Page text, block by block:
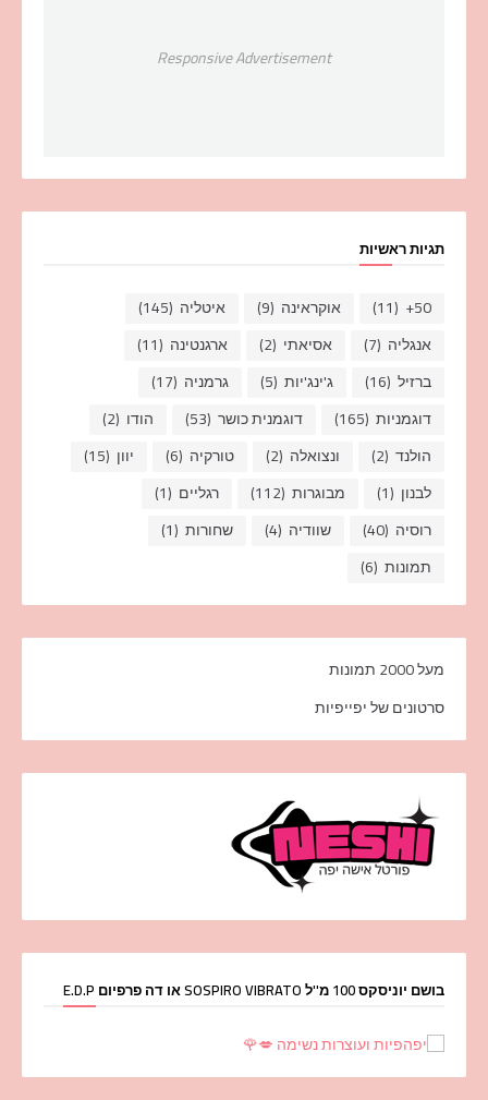
Responsive Advertisement
תגיות ראשיות
50+
(11) אוקראינה (9) איטליה (145)
אנגליה (7) אסיאתי (2) ארגנטינה (11)
ברזיל (16) ג'ינג'יות (5) גרמניה (17)
דוגמניות (165) דוגמנית כושר (53) הודו (2)
הולנד (2) ונצואלה (2) טורקיה (6) יוון (15)
לבנון (1) מבוגרות (112) רגליים (1)
רוסיה (40) שוודיה (4) שחורות (1)
תמונות (6)
מעל 2000 תמונות
סרטונים של יפייפיות
בושם יוניסקס 100 מ''ל SOSPIRO VIBRATO או דה פרפיום E.D.P